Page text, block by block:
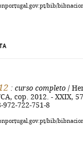
bib/
: curso completo /
cop. 2012. - XXIX,
722-751-8
bib/